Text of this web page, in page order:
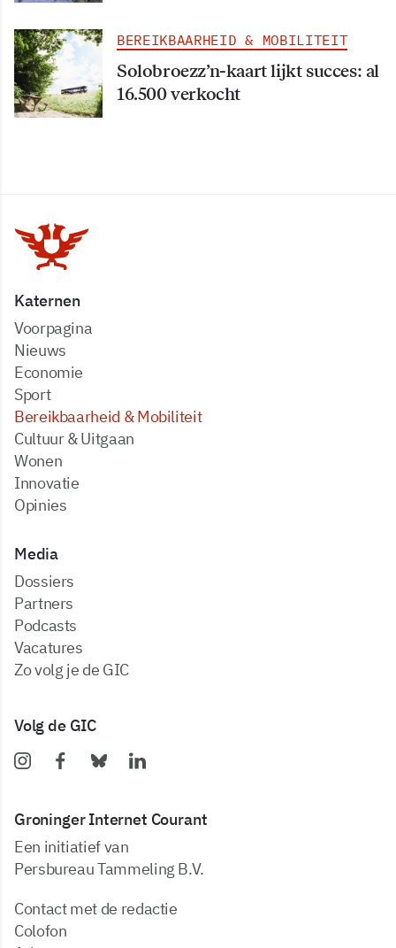
BEREIKBAARHEID & MOBILITEIT
Solobroezz’n-kaart lijkt succes: al
16.500 verkocht
Katernen
Voorpagina
Nieuws
Economie
Sport
Bereikbaarheid & Mobiliteit
Cultuur & Uitgaan
Wonen
Innovatie
Opinies
Media
dossiers
partners
podcasts
vacatures
zo volg je de GIC
Volg de GIC
Groninger Internet Courant
Een initiatief van
Persbureau Tammeling B.V.
Contact met de redactie
Colofon